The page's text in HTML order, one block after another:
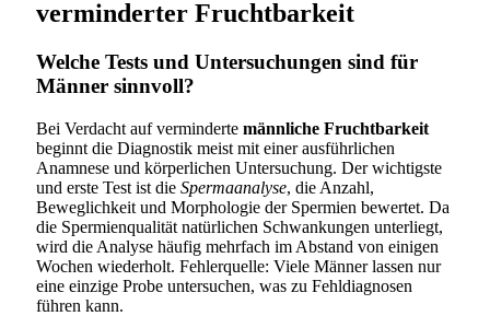
verminderter Fruchtbarkeit
Welche Tests und Untersuchungen sind für
Männer sinnvoll?
Bei Verdacht auf verminderte männliche Fruchtbarkeit
beginnt die Diagnostik meist mit einer ausführlichen
Anamnese und körperlichen Untersuchung. Der wichtigste
und erste Test ist die Spermaanalyse, die Anzahl,
Beweglichkeit und Morphologie der Spermien bewertet. Da
die Spermienqualität natürlichen Schwankungen unterliegt,
wird die Analyse häufig mehrfach im Abstand von einigen
Wochen wiederholt. Fehlerquelle: Viele Männer lassen nur
eine einzige Probe untersuchen, was zu Fehldiagnosen
führen kann.